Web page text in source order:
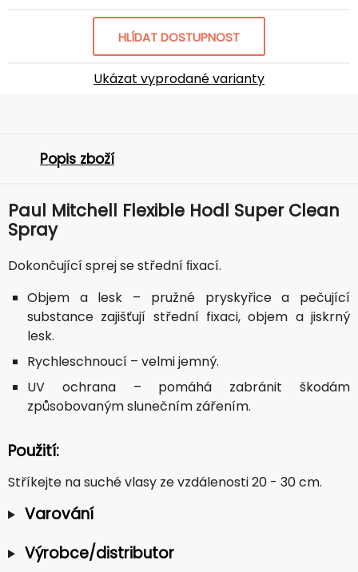
HLÍDAT DOSTUPNOST
Ukázat vyprodané varianty
Popis zboží
Paul Mitchell Flexible Hodl Super Clean
Spray
Dokončující sprej se střední ﬁxací.
Objem a lesk – pružné pryskyřice a pečující
substance zajišťují střední fixaci, objem a jiskrný
lesk.
Rychleschnoucí – velmi jemný.
UV ochrana – pomáhá zabránit škodám
způsobovaným slunečním zářením.
Použití:
Stříkejte na suché vlasy ze vzdálenosti 20 - 30 cm.
Varování
Výrobce/distributor